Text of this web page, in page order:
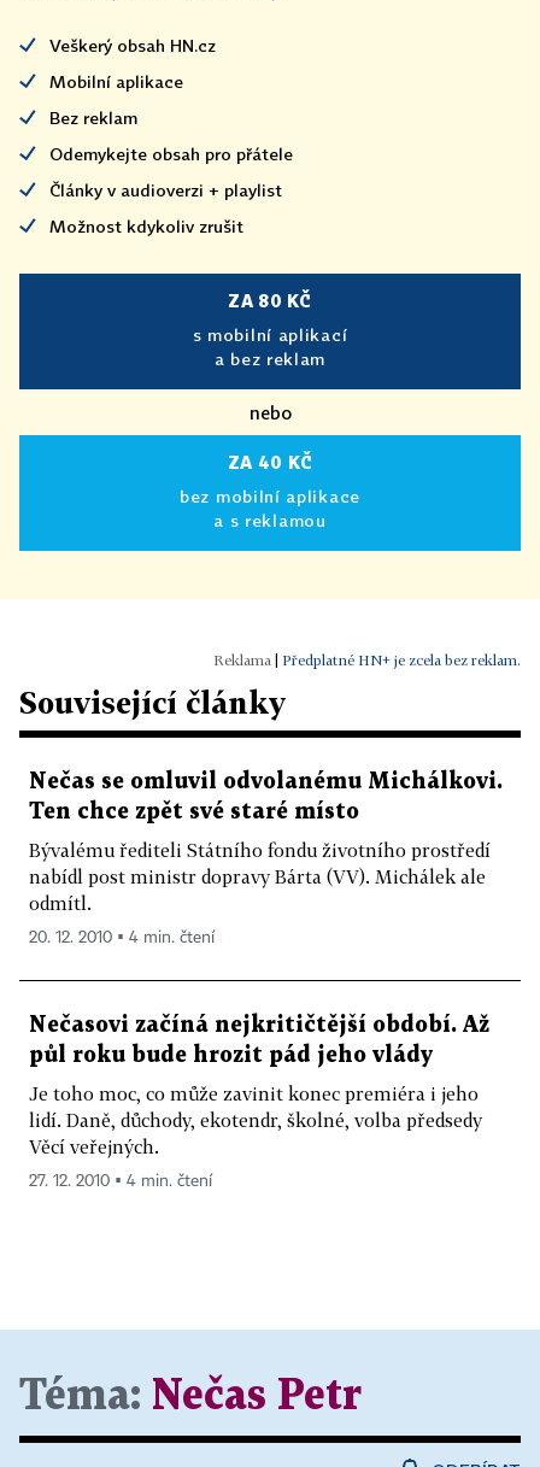
Veškerý obsah HN.cz
Mobilní aplikace
Bez reklam
Odemykejte obsah pro přátele
Články v audioverzi + playlist
Možnost kdykoliv zrušit
ZA 80 KČ
s mobilní aplikací
a bez reklam
nebo
ZA 40 KČ
bez mobilní aplikace
a s reklamou
Předplatné HN+ je zcela bez reklam.
Související články
Nečas se omluvil odvolanému Michálkovi.
Ten chce zpět své staré místo
Bývalému řediteli Státního fondu životního prostředí
nabídl post ministr dopravy Bárta (VV). Michálek ale
odmítl.
20. 12. 2010 ▪ 4 min. čtení
Nečasovi začíná nejkritičtější období. Až
půl roku bude hrozit pád jeho vlády
Je toho moc, co může zavinit konec premiéra i jeho
lidí. Daně, důchody, ekotendr, školné, volba předsedy
Věcí veřejných.
27. 12. 2010 ▪ 4 min. čtení
Téma: Nečas Petr